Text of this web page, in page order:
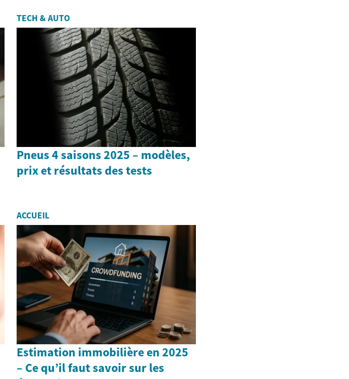
TECH & AUTO
Pneus 4 saisons 2025 – modèles,
prix et résultats des tests
ACCUEIL
Estimation immobilière en 2025
– Ce qu’il faut savoir sur les